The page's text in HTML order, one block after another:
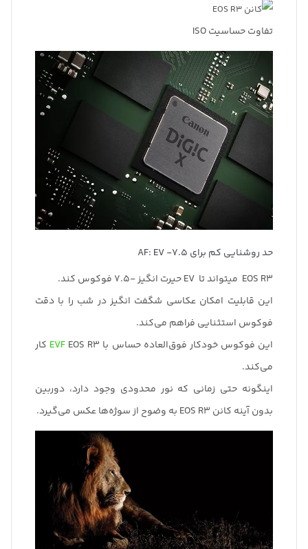
تفاوت حساسیت ISO
حد روشنایی کم برای AF: EV -7.5
EOS R3 میتواند تا EV حیرت انگیز -7.5 فوکوس کند.
این قابلیت امکان عکاسی شگفت انگیز در شب را با دقت
فوکوس استثنایی فراهم می‌کند.
این فوکوس خودکار فوق‌العاده حساس با
EVF EOS R3 کار
می‌کند.
اینگونه حتی زمانی که نور محدودی وجود دارد، دوربین
بدون آینه کانن EOS R3 به وضوح از سوژه‌ها عکس می‌گیرد.